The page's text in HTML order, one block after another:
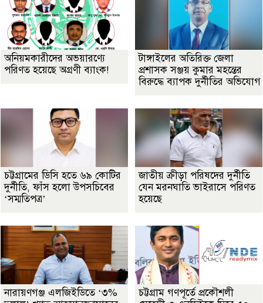
অনিয়মকারীদের অভয়ারণ্যে
পরিণত হয়েছে অগ্রণী ব্যাংক!
টাঙ্গাইলের অতিরিক্ত জেলা
প্রশাসক সঞ্জয় কুমার মহন্তের
বিরুদ্ধে ব্যাপক দুর্নীতির অভিযোগ
চট্টগ্রামের ডিসি হতে ৬৯ কোটির
দুর্নীতি, ফাঁস হলো উপসচিবের
‘সম্মতিপত্র’
জাতীয় ক্রীড়া পরিষদের দুর্নীতি
যেন মরনঘাতি ভাইরাসে পরিণত
হয়েছে
নারায়ণগঞ্জ এলজিইডিতে ‘৩%
চট্টগ্রাম গণপূর্তে প্রকৌশলী